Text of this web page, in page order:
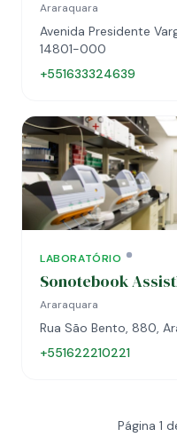
Araraquara
Avenida Presidente
14801-000
+551633324639
LABORATÓRIO
Sonotebook
Araraquara
Rua São Bento, 880,
+551622210221
Página 1